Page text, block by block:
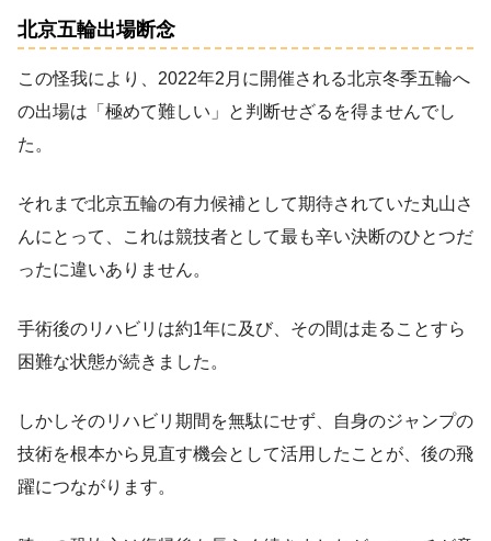
北京五輪出場断念
この怪我により、2022年2月に開催される北京冬季五輪へ
の出場は「極めて難しい」と判断せざるを得ませんでし
た。
それまで北京五輪の有力候補として期待されていた丸山さ
んにとって、これは競技者として最も辛い決断のひとつだ
ったに違いありません。
手術後のリハビリは約1年に及び、その間は走ることすら
困難な状態が続きました。
しかしそのリハビリ期間を無駄にせず、自身のジャンプの
技術を根本から見直す機会として活用したことが、後の飛
躍につながります。